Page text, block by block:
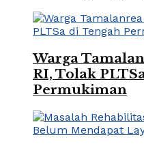
Warga
RI, Tolak
Permukiman